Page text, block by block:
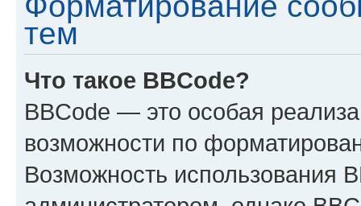
тем
Что такое BBCode?
BBCode — это особая
возможности по
Возможность использования